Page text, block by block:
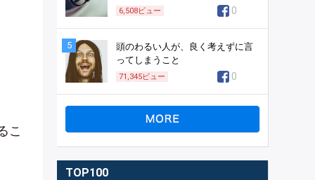
こ
6,508ビュー 0
5
頭のわるい人が、良く考えずに言
ってしまうこと
71,345ビュー 0
TOP100